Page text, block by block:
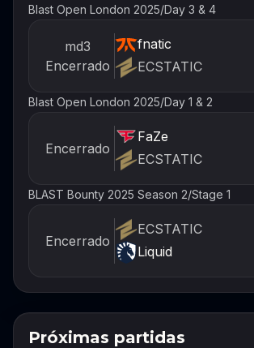
Blast Open London 2025/Day 3 & 4
md3
Encerrado
fnatic
ECSTATIC
Blast Open London 2025/Day 1 & 2
Encerrado
FaZe
ECSTATIC
BLAST Bounty 2025 Season 2/Stage 1
Encerrado
ECSTATIC
Liquid
Próximas partidas